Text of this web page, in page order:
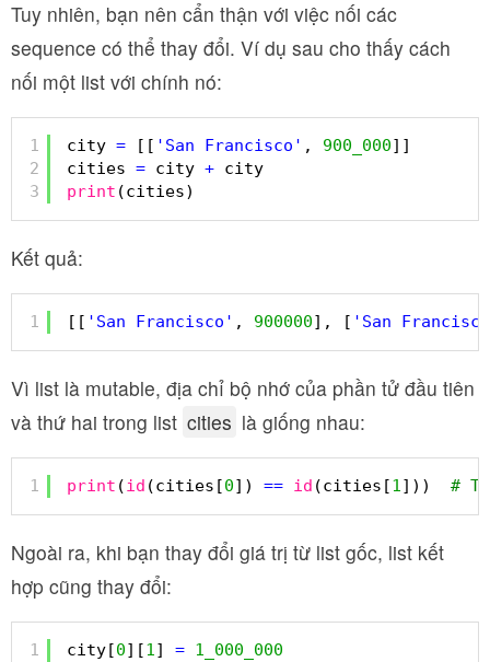
Tuy nhiên, bạn nên cẩn thận với việc nối các
sequence có thể thay đổi. Ví dụ sau cho thấy cách
nối một list với chính nó:
1
2
3
city = [[ 'San Francisco' , 900_000]]
cities = city + city
print (cities)
Kết quả:
1 [[ 'San Francisco' , 900000], [ 'San
Vì list là mutable, địa chỉ bộ nhớ của phần tử đầu tiên
và thứ hai trong list cities là giống nhau:
1 print (id (cities[0]) == id (cities[1])) #
Ngoài ra, khi bạn thay đổi giá trị từ list gốc, list kết
hợp cũng thay đổi:
1
city[0][1] = 1_000_000